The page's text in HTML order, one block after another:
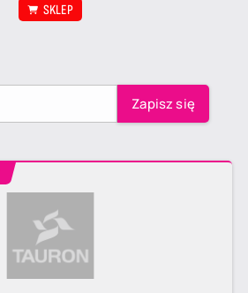
SKLEP